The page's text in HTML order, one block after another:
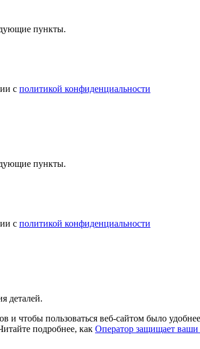
пункты.
с политикой конфиденциальности
пункты.
с политикой конфиденциальности
деталей.
и чтобы пользоваться веб-сайтом было
подробнее, как Оператор защищает